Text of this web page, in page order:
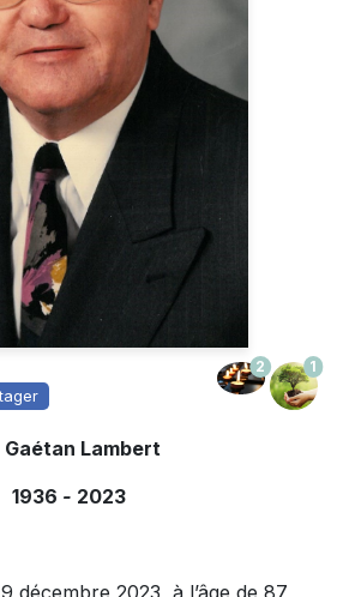
2 1
Gaétan Lambert
1936 - 2023
décembre 2023, à l’âge de 87